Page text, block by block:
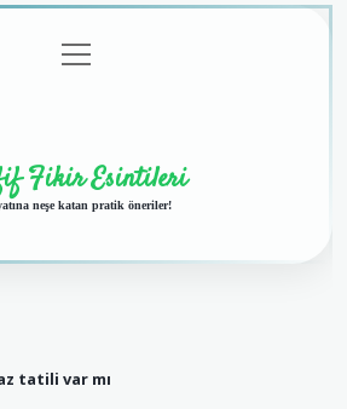
menüyü
aç
Fikir Esintileri
neşe katan pratik öneriler!
tatili var mı